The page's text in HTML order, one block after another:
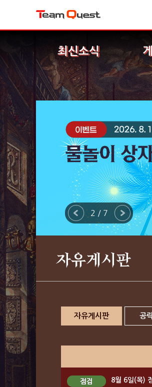
최신소식
2 / 7
자유게시판
자유게시판 공
8월 6일(목)